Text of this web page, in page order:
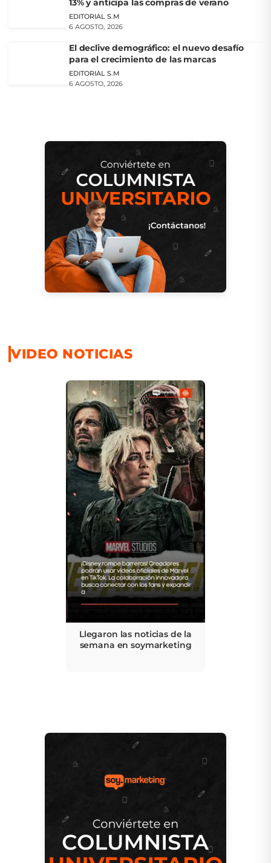
13% y anticipa las compras de verano
EDITORIAL S.M
6 AGOSTO, 2026
El declive demográfico: el nuevo desafío
para el crecimiento de las marcas
EDITORIAL S.M
6 AGOSTO, 2026
VIDEO NOTICIAS
Llegaron las noticias de la
semana en soymarketing